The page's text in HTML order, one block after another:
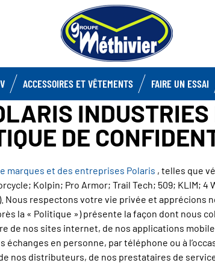
ACCESSOIRES ET VÊTEMENTS FAIRE UN ESSAI
INDUSTRIES
DE
marques et des entreprises Polaris , telles que
Kolpin; Pro Armor; Trail Tech; 509; KLIM;
Nous respectons votre vie privée et apprécions
la « Politique ») présente la façon dont nous
de nos sites internet, de nos applications
en personne, par téléphone ou à
nos distributeurs, de nos prestataires de